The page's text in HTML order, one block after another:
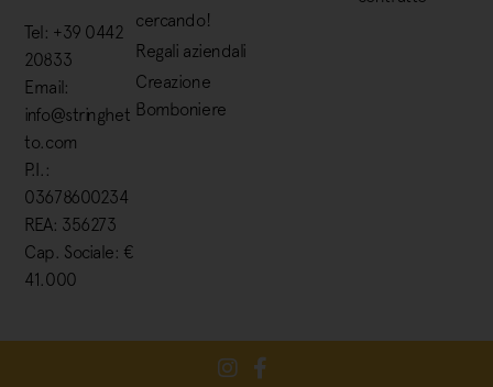
Tel: +39 0442
20833
Email:
info@stringhet
to.com
P.I.:
03678600234
REA: 356273
Cap. Sociale: €
41.000
cercando!
Regali aziendali
Creazione
Bomboniere